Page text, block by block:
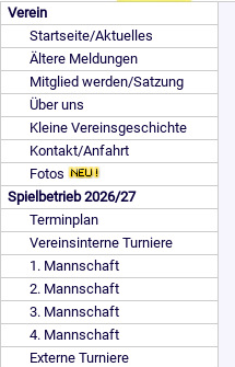
Verein
Startseite/Aktuelles
Ältere Meldungen
Mitglied werden/Satzung
Über uns
Kleine Vereinsgeschichte
Kontakt/Anfahrt
Fotos
Spielbetrieb 2026/27
Terminplan
Vereinsinterne Turniere
1. Mannschaft
2. Mannschaft
3. Mannschaft
4. Mannschaft
Externe Turniere